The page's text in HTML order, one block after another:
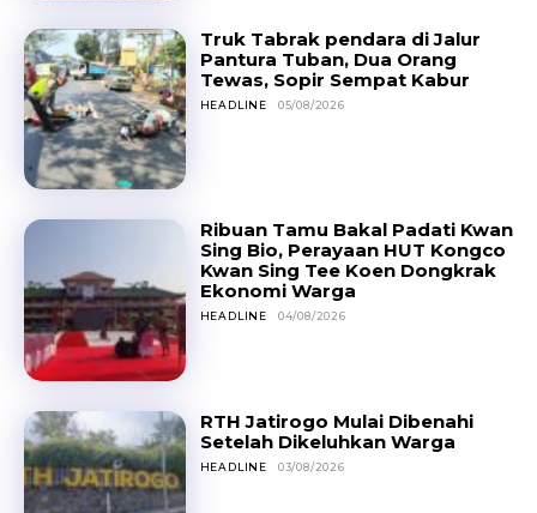
Truk Tabrak pendara di Jalur
Pantura Tuban, Dua Orang
Tewas, Sopir Sempat Kabur
HEADLINE 05/08/2026
Ribuan Tamu Bakal Padati Kwan
Sing Bio, Perayaan HUT Kongco
Kwan Sing Tee Koen Dongkrak
Ekonomi Warga
HEADLINE 04/08/2026
RTH Jatirogo Mulai Dibenahi
Setelah Dikeluhkan Warga
HEADLINE 03/08/2026